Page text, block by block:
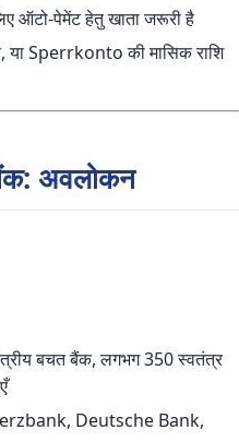
ऑटो-पेमेंट हेतु खाता जरूरी है
या Sperrkonto की मासिक राशि
अवलोकन
बचत बैंक, लगभग 350 स्वतंत्र
Deutsche Bank,